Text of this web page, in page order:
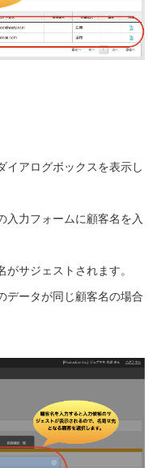
イアログボックスを表示し
入力フォームに顧客名を入
サジェストされます。
データが同じ顧客名の場合